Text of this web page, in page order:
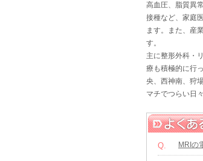
高血圧、脂質異
接種など、家庭
ます。また、産
す。
主に整形外科・
療も積極的に行
央、西神南、狩
マチでつらい日
Q. MRIの